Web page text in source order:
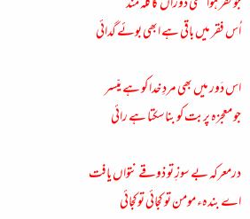
اُس فقر میں باقی ہے ابھی بوئے گدائی
اس دَور میں بھی مردِ خدا کو ہے میّسر
جو معجزہ پربت کو بناسکتا ہے رائی
درمعرکہ بے سوزِ تو ذوقے نتواں یافت
اے بندہء مومن تو کجائی توکجائی